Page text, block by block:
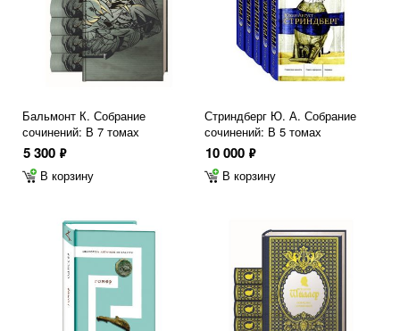
Бальмонт К. Собрание
сочинений: В 7 томах
5 300 ф
В корзину
Стриндберг Ю. А. Собрание
сочинений: В 5 томах
10 000 ф
В корзину